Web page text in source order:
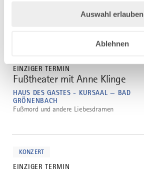
Auswahl erlauben
Ablehnen
EINZIGER TERMIN
3
Fußtheater mit Anne Klinge
HAUS DES GASTES - KURSAAL — BAD
GRÖNENBACH
Fußmord und andere Liebesdramen
KONZERT
EINZIGER TERMIN